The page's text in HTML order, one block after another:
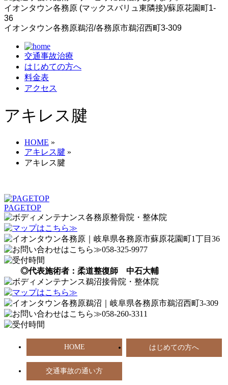
イオンタウン各務原 (マックスバリュ東隣接)/蘇原花園町1-
36
イオンタウン各務原鵜沼/各務原市鵜沼西町3-309
交通事故治療
はじめての方へ
料金表
アクセス
アキレス腱
HOME »
アキレス腱 »
アキレス腱
PAGETOP
◎代表施術者：柔道整復師 中石大輔
HOME はじめての方へ
交通事故の通い方